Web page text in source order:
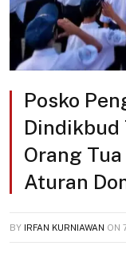
Posko
Dindikbud
Orang
Aturan
BY IRFAN KURNIAWAN ON